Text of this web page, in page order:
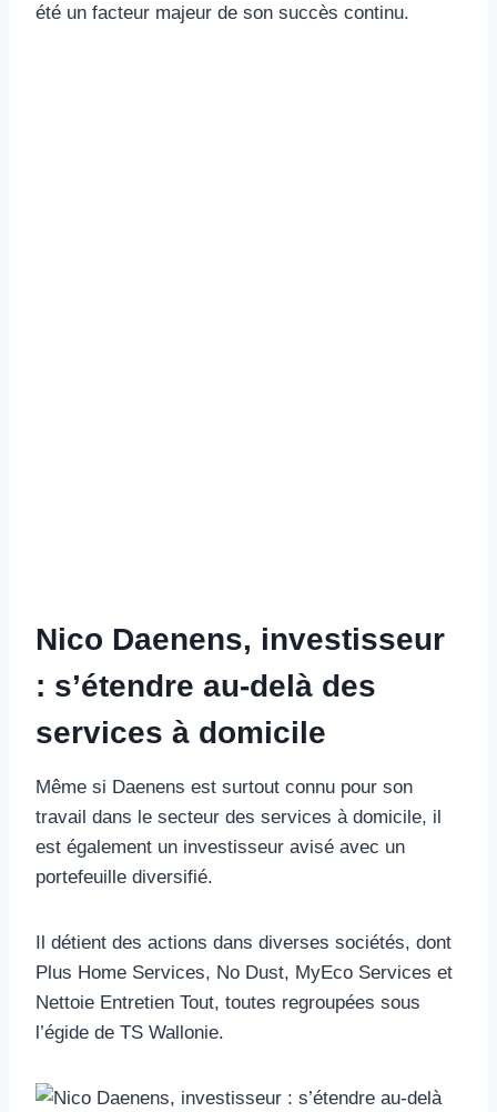
été un facteur majeur de son succès continu.
Nico Daenens, investisseur
: s’étendre au-delà des
services à domicile
Même si Daenens est surtout connu pour son
travail dans le secteur des services à domicile, il
est également un investisseur avisé avec un
portefeuille diversifié.
Il détient des actions dans diverses sociétés, dont
Plus Home Services, No Dust, MyEco Services et
Nettoie Entretien Tout, toutes regroupées sous
l’égide de TS Wallonie.